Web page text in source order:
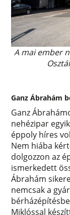
A mai ember
Ganz Ábrahám
Ganz
nehézipar
éppoly híres
Nem hiába
dolgozzon az
ismerkedett
Ábrahám
nemcsak a
Miklóssal